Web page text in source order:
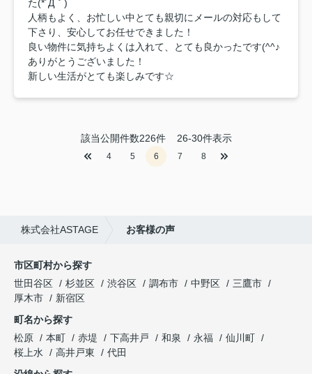
た(*´Д｀)
人柄もよく、お忙しい中とても親切にメールの対応もして
下さり、安心してお任せできました！
良い物件に気持ちよくは入れて、とても良かったです(^^♪
ありがとうございました！
新しい生活がとても楽しみです☆
該当公開件数226件26-30件表示
4 5 6 7 8
株式会社ASTAGE お客様の声
市区町村から探す
世田谷区
杉並区 渋谷区 調布市 中野区
三鷹市
厚木市
新宿区
町名から探す
松原
本町 赤堤 下高井戸 和泉 永福
仙川町
桜上水
高井戸東
代田